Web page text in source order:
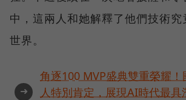
中，這兩人和她解釋了他們技術
世界。
➜
角逐100 MVP盛典雙重榮耀！
人特別肯定，展現AI時代最具